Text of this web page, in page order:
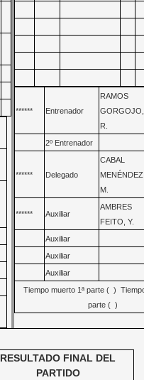
****** Entrenador
RAMOS
GORGOJO,
R.
2º Entrenador
****** Delegado
CABAL
M.
****** Auxiliar
AMBRES
FEITO, Y.
Auxiliar
Auxiliar
Auxiliar
Tiempo muerto 1ª parte ( )
parte ( )
RESULTADO FINAL DEL
PARTIDO